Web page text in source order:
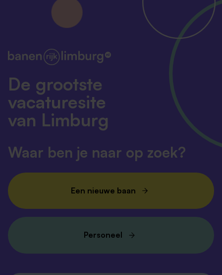
Leuk dat je je voor onze bewoners wilt inzetten! Je
kunt solliciteren via de knop hieronder. Heb je nog
vragen? Neem dan contact op met ons
043 - 631
4008
De grootste
vacaturesite
van Limburg
Waar ben je naar op zoek?
Een nieuwe baan
Personeel